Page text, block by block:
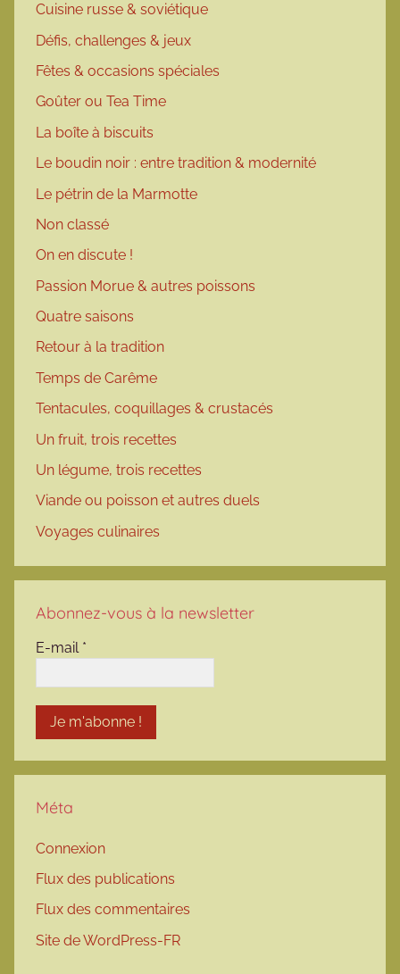
Cuisine russe & soviétique
Défis, challenges & jeux
Fêtes & occasions spéciales
Goûter ou Tea Time
La boîte à biscuits
Le boudin noir : entre tradition & modernité
Le pétrin de la Marmotte
Non classé
On en discute !
Passion Morue & autres poissons
Quatre saisons
Retour à la tradition
Temps de Carême
Tentacules, coquillages & crustacés
Un fruit, trois recettes
Un légume, trois recettes
Viande ou poisson et autres duels
Voyages culinaires
Abonnez-vous à la newsletter
E-mail *
Méta
Connexion
Flux des publications
Flux des commentaires
Site de WordPress-FR